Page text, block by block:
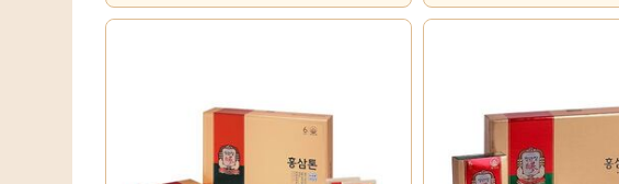
- Những người làm việc với cường độ cao, sử dụng Nước hồng sâm KGC
việc tái tạo năng lượng, thích ứng nhanh với môi trường.